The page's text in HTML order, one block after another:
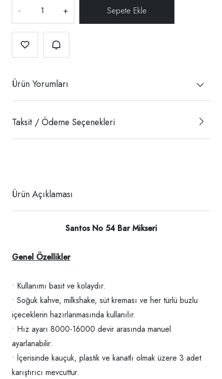
- +
Ürün Yorumları
Taksit / Ödeme Seçenekleri
Ürün Açıklaması
Santos No 54 Bar Mikseri
Genel Özellikler
• Kullanımı basit ve kolaydır.
• Soğuk kahve, milkshake, süt kreması ve her türlü buzlu
içeceklerin hazırlanmasında kullanılır.
• Hız ayarı 8000-16000 devir arasında manuel
ayarlanabilir.
• İçerisinde kauçuk, plastik ve kanatlı olmak üzere 3 adet
karıştırıcı mevcuttur.